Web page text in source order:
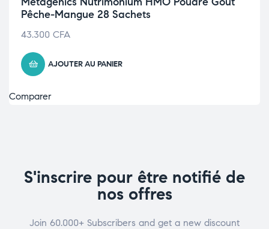
Pêche-Mangue 28 Sachets
43.300 CFA
AJOUTER AU PANIER
Comparer
S'inscrire pour être notifié de
nos offres
Join 60.000+ Subscribers and get a new discount